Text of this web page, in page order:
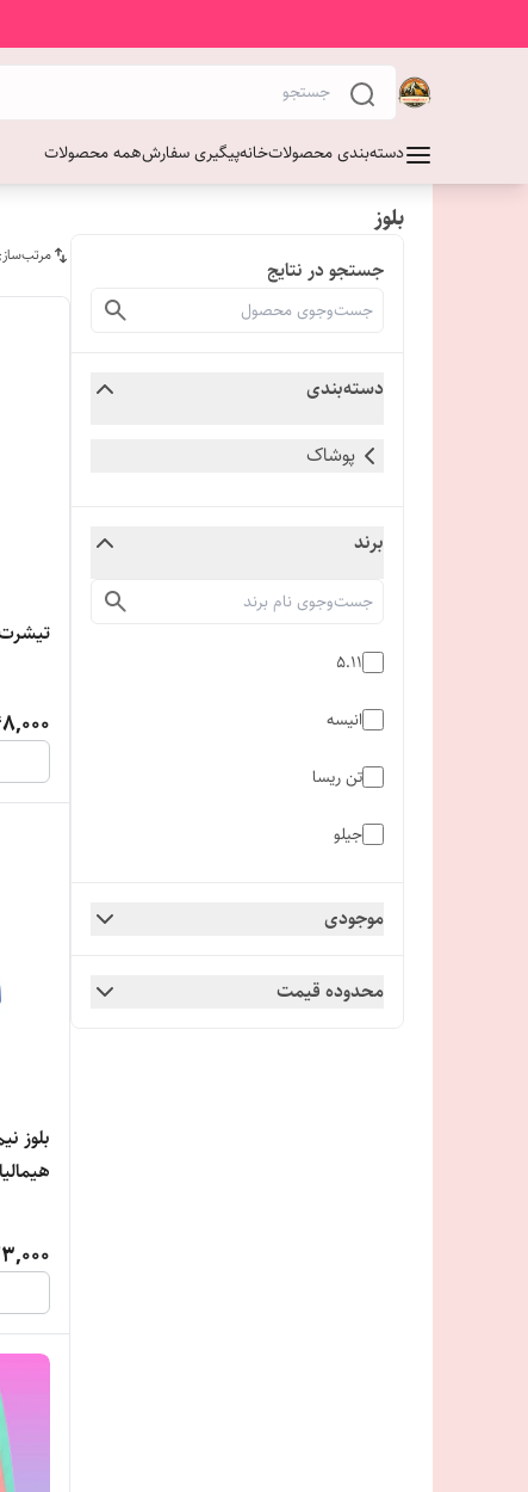
دسته‌بندی محصولاتخانهپیگیری سفارشهمه محصولات
بلوز
جستجو در نتایج
دسته‌بندی
پوشاک
برند
5.11
انیسه
تن ریسا
جیلو
موجودی
محدوده قیمت
تیشرت
هیمالیا